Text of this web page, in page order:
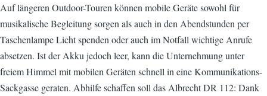
Auf längeren Outdoor-Touren können mobile Geräte sowohl für
musikalische Begleitung sorgen als auch in den Abendstunden per
Taschenlampe Licht spenden oder auch im Notfall wichtige Anrufe
absetzen. Ist der Akku jedoch leer, kann die Unternehmung unter
freiem Himmel mit mobilen Geräten schnell in eine Kommunikations-
Sackgasse geraten. Abhilfe schaffen soll das Albrecht DR 112: Dank